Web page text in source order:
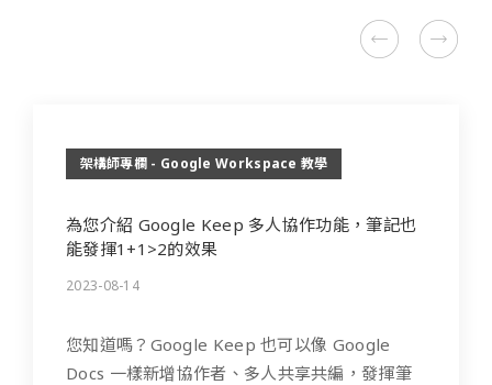
架構師專欄 - Google Workspace 教學
為您介紹 Google Keep 多人協作功能，筆記也
能發揮1+1>2的效果
2023-08-14
您知道嗎？Google Keep 也可以像 Google
Docs 一樣新增協作者、多人共享共編，發揮筆